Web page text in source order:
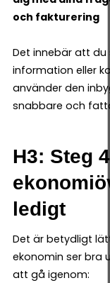
och fakturering
Det innebär att
information eller
använder den
snabbare och
H3: Steg
ledigt
Det är betydligt
ekonomin ser bra
att gå igenom: